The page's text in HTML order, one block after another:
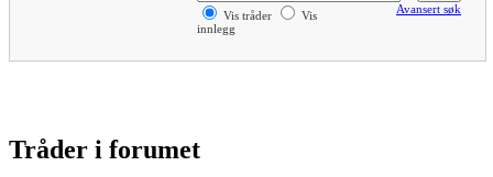
Vis tråder
Vis
innlegg
Avansert søk
Tråder i forumet